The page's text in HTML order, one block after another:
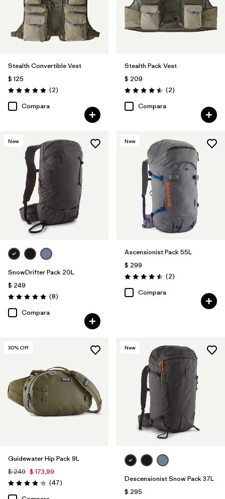
Stealth Convertible Vest
$ 125
Valoración: 5.0 / 5
(2Comentarios
)
Compara
Stealth Pack Vest
$ 209
Valoración: 4.5 / 5
(2Comentarios
)
Compara
New
SnowDrifter Pack 20L
$ 249
Valoración: 4.9 / 5
(8Comentarios
)
Compara
New
Ascensionist Pack 55L
$ 299
Valoración: 4.5 / 5
(2Comentarios
)
Compara
30% Off
Guidewater Hip Pack 9L
$ 249 $ 173,99
Valoración: 4.0 / 5
(47Comentarios
)
New
Descensionist Snow Pack 37L
$ 295